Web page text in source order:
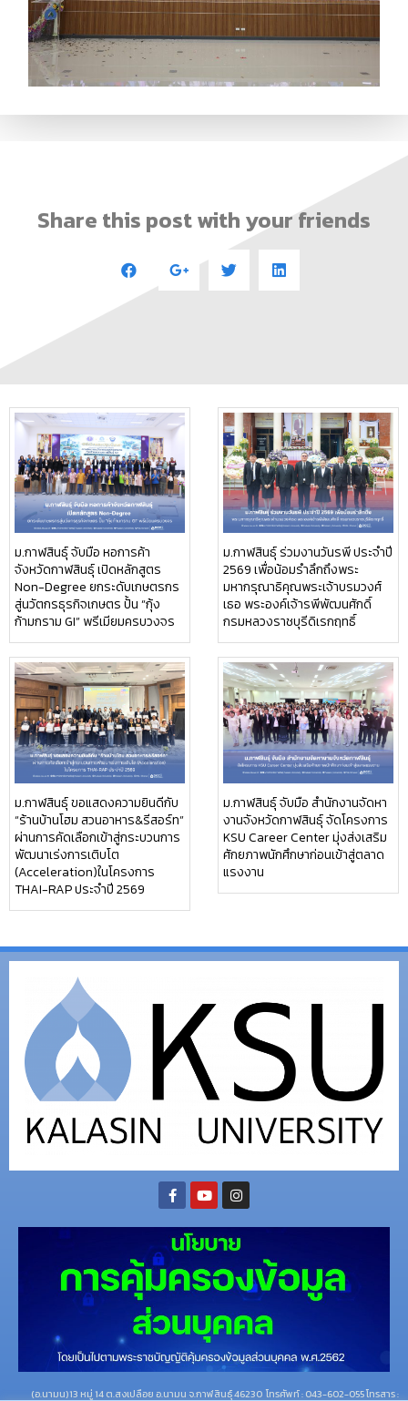
Share this post with your friends
ม.กาฬสินธุ์ จับมือ หอการค้า
จังหวัดกาฬสินธุ์ เปิดหลักสูตร
Non-Degree ยกระดับเกษตรกร
สู่นวัตกรธุรกิจเกษตร ปั้น “กุ้ง
ก้ามกราม GI” พรีเมียมครบวงจร
ม.กาฬสินธุ์ ร่วมงานวันรพี ประจำปี
2569 เพื่อน้อมรำลึกถึงพระ
มหากรุณาธิคุณพระเจ้าบรมวงศ์
เธอ พระองค์เจ้ารพีพัฒนศักดิ์
กรมหลวงราชบุรีดิเรกฤทธิ์
ม.กาฬสินธุ์ ขอแสดงความยินดีกับ
“ร้านบ้านโฮม สวนอาหาร&รีสอร์ท”
ผ่านการคัดเลือกเข้าสู่กระบวนการ
พัฒนาเร่งการเติบโต
(Acceleration)ในโครงการ
THAI-RAP ประจำปี 2569
ม.กาฬสินธุ์ จับมือ สำนักงานจัดหา
งานจังหวัดกาฬสินธุ์ จัดโครงการ
KSU Career Center มุ่งส่งเสริม
ศักยภาพนักศึกษาก่อนเข้าสู่ตลาด
แรงงาน
(อ.นามน)13 หมู่ 14 ต.สงเปลือย อ.นามน จ.กาฬสินธุ์ 46230 โทรศัพท์ : 043-602-055 โทรสาร :